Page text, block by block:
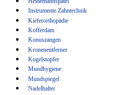
Sonden
Spritzen
Sterilisation
Tasterzirkel Messzirkel
Wundhaken
Instrumente Zahntechnik
Kieferorthopädie
Kofferdam
Konuszangen
Kronenentferner
Kugelstopfer
Mundhygiene
Mundspiegel
Nadelhalter